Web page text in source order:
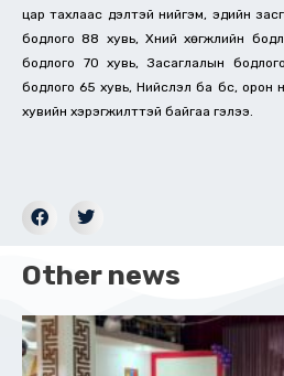
цар тахлаас үүдэлтэй нийгэм, эдийн
бодлого 88 хувь, Хүний хөгжлийн
бодлого 70 хувь, Засаглалын
бодлого 65 хувь, Нийслэл ба бүс, орон
хувийн хэрэгжилттэй байгаа гэлээ.
Other news